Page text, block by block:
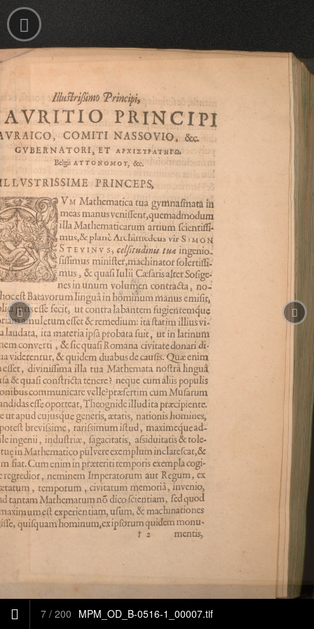
7 / 200 MPM_OD_B-0516-1_00007.tif